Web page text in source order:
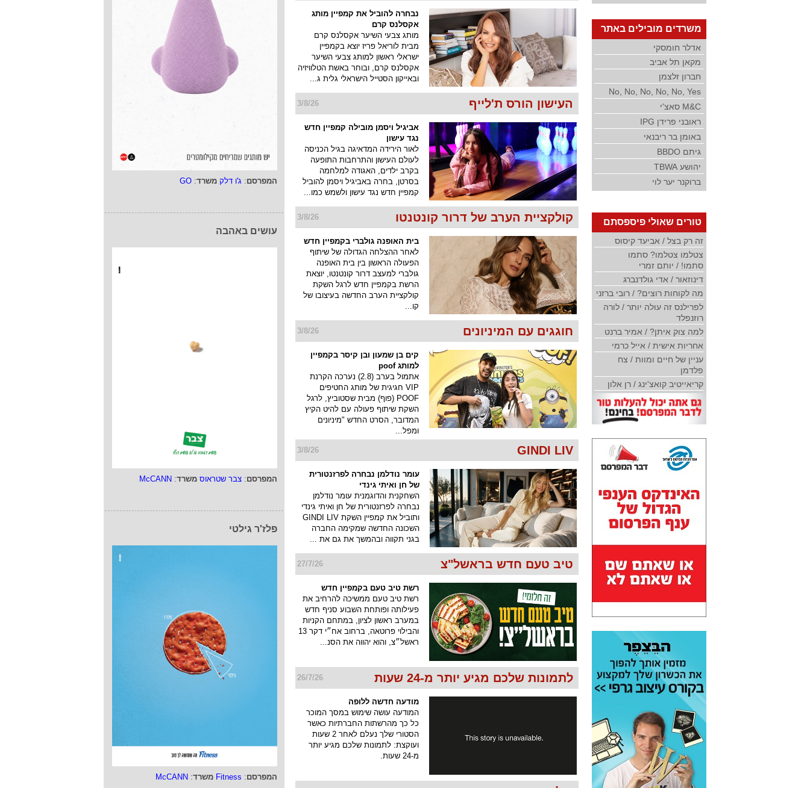
המפרסם: ג'ו דלק משרד:
GO
עושים באהבה
המפרסם: צבר שטראוס משרד:
McCANN
פלז'ר גילטי
המפרסם:
Fitness משרד:
McCANN
נבחרה להוביל את קמפיין מותג
אקסלנס קרם
מותג צבעי השיער אקסלנס קרם
מבית לוריאל פריז יוצא בקמפיין
ישראלי ראשון למותג צבעי השיער
אקסלנס קרם, ובוחר באשת הטלוויזיה
ובאייקון הסטייל הישראלי גלית ג...
3/8/26 העישון הורס ת'לייף
אביגיל ויסמן מובילה קמפיין חדש
נגד עישון
לאור הירידה המדאיגה בגיל הכניסה
לעולם העישון והתרחבות התופעה
בקרב ילדים, האגודה למלחמה
בסרטן, בחרה באביגיל ויסמן להוביל
קמפיין חדש נגד עישון ולשמש כמו...
3/8/26 קולקציית הערב של דרור קונטנטו
בית האופנה גולברי בקמפיין חדש
לאחר ההצלחה הגדולה של שיתוף
הפעולה הראשון בין בית האופנה
גולברי למעצב דרור קונטנטו, יוצאת
הרשת בקמפיין חדש לרגל השקת
קולקציית הערב החדשה בעיצובו של
קו...
3/8/26 חוגגים עם המיניונים
קים בן שמעון ובן קיסר בקמפיין
למותג poof
אתמול בערב (2.8) נערכה הקרנת
VIP חגיגית של מותג החטיפים
POOF (פוף) מבית שסטוביץ, לרגל
השקת שיתוף פעולה עם להיט הקיץ
המדובר, הסרט החדש "מיניונים
ומפל...
3/8/26
עומר נודלמן נבחרה לפרזנטורית
של חן ואיתי גינדי
השחקנית והדוגמנית עומר נודלמן
נבחרה לפרזנטורית של חן ואיתי גינדי
ותוביל את קמפיין השקת GINDI LIV
השכונה החדשה שמקימה החברה
בגני תקווה ובהמשך את גם את ...
27/7/26 טיב טעם חדש בראשל"צ
רשת טיב טעם בקמפיין חדש
רשת טיב טעם ממשיכה להרחיב את
פעילותה ופותחת השבוע סניף חדש
במערב ראשון לציון, במתחם הקניות
והבילוי פרוטאה, ברחוב אח״י דקר 13
ראשל״צ, והוא יהווה את הסנ...
26/7/26 לתמונות שלכם מגיע יותר מ-24 שעות
מודעה חדשה ללופה
המודעה עושה שימוש במסך המוכר
כל כך מהרשתות החברתיות כאשר
הסטורי שלך נעלם לאחר 2 שעות
ועוקצת: לתמונות שלכם מגיע יותר
מ-24 שעות.
משרדים מובילים באתר
אדלר חומסקי
מקאן תל אביב
חברון זלצמן
No, No, No, No, No, Yes
M&C סאצ'י
ראובני פרידן IPG
באומן בר ריבנאי
גיתם BBDO
יהושע TBWA
ברוקנר יער לוי
טורים שאולי פיספסתם
זה רק בצל / אביעד קיסוס
צטלמו צטלמו? סתמו
סתמו! / יותם זמרי
דינוזאור / אדי גולדנברג
מה לקוחות רוצים? / רובי ברזני
לפרילנס זה עולה יותר / לורה
רוזנפלד
למה צוק איתן? / אמיר ברנט
אחריות אישית / אייל כרמי
עניין של חיים ומוות / צח
פלדמן
קריאייטיב קואצ'ינג / רן אלון